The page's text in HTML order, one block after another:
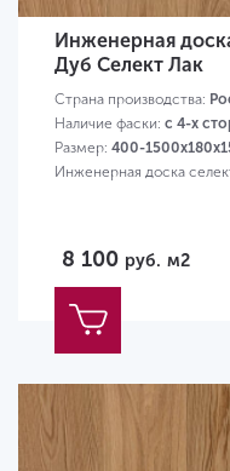
Инженерная
Дуб Селект Лак
Страна производства:
Наличие фаски: с 4-х
Размер: 400-
Инженерная доска
8 100 руб. м2